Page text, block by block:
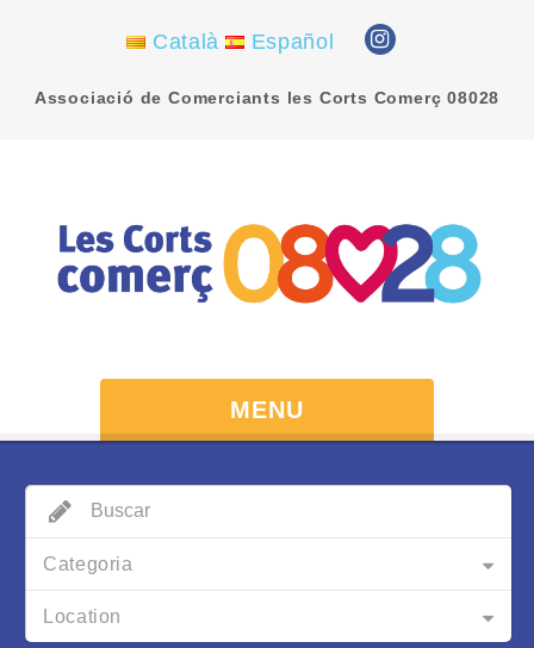
Català Español
Associació de Comerciants les Corts Comerç 08028
MENU
Categoria
Location